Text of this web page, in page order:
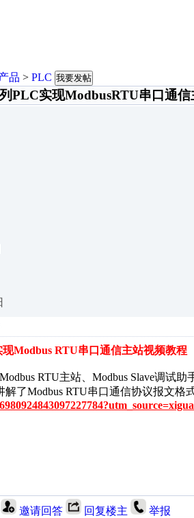
品 > PLC 我要发帖
PLC实现ModbusRTU串口通
Modbus RTU串口通信主站视频教程
RTU主站、Modbus Slave调试
了Modbus RTU串口通信协议报文格
邀请回答 回复楼主 举报